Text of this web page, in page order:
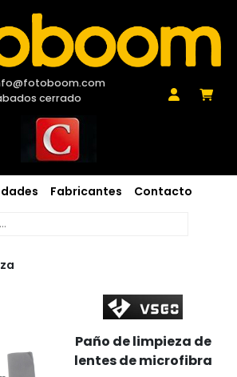
cerrado
Fabricantes Contacto
Paño de limpieza de
lentes de microfibra